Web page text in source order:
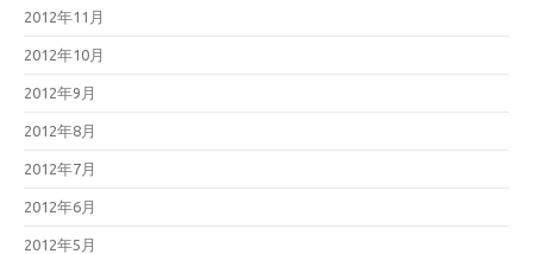
2012年11月
2012年10月
2012年9月
2012年8月
2012年7月
2012年6月
2012年5月